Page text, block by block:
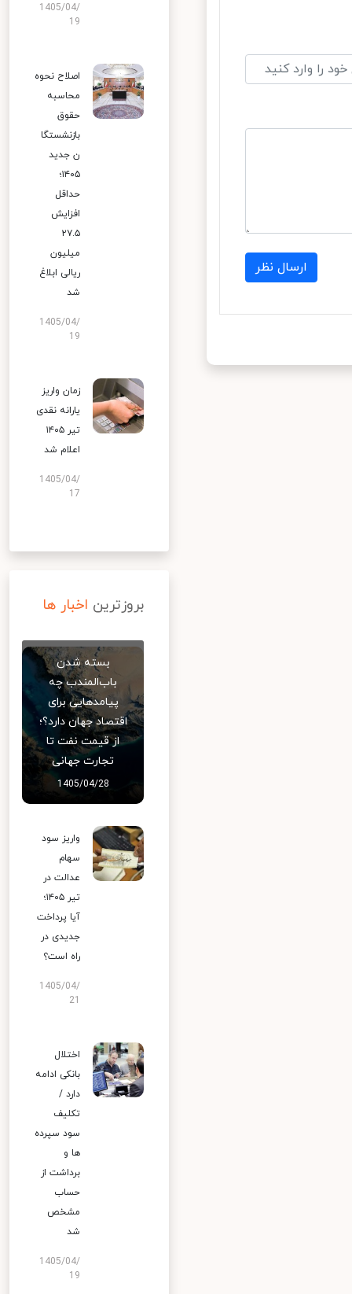
ارسال نظر
1405/04/
19
اصلاح نحوه
محاسبه
حقوق
بازنشستگا
ن جدید
۱۴۰۵؛
حداقل
افزایش
۲۷.۵
میلیون
ریالی ابلاغ
شد
1405/04/
19
زمان واریز
یارانه نقدی
تیر ۱۴۰۵
اعلام شد
1405/04/
17
بروزترین اخبار ها
بسته شدن
باب‌المندب چه
پیامدهایی برای
اقتصاد جهان دارد؟؛
از قیمت نفت تا
تجارت جهانی
1405/04/28
واریز سود
سهام
عدالت در
تیر ۱۴۰۵؛
آیا پرداخت
جدیدی در
راه است؟
1405/04/
اختلال
بانکی ادامه
دارد /
تکلیف
سود سپرده
ها و
برداشت از
حساب
مشخص
شد
1405/04/
19